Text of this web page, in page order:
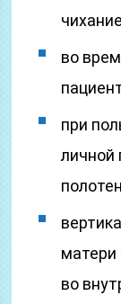
во
при
личной
матери
во